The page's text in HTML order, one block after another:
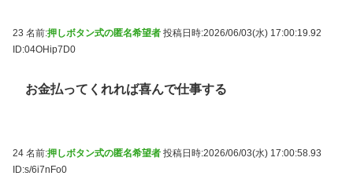
23 名前:押しボタン式の匿名希望者 投稿日時:2026/06/03(水) 17:00:19.92
ID:04OHip7D0
お金払ってくれれば喜んで仕事する
24 名前:押しボタン式の匿名希望者 投稿日時:2026/06/03(水) 17:00:58.93
ID:s/6i7nFo0